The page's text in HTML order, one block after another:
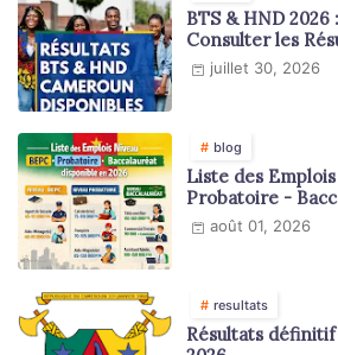
BTS & HND
Consulter les
juillet 30, 2026
blog
Liste des
Probatoire -
en 2026
août 01, 2026
resultats
Résultats définitif